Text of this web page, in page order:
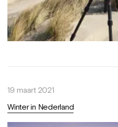
19 maart 2021
Winter in Nederland